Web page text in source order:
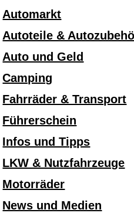
Automarkt
Autoteile &
Auto und Geld
Camping
Fahrräder & Transport
Führerschein
Infos und Tipps
LKW & Nutzfahrzeuge
Motorräder
News und Medien